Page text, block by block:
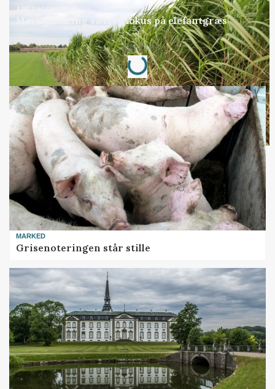
ARRANGEMENT
Markvandring sætter fokus på elefantgræs
Annonce
Loading...
MARKED
Grisenoteringen står stille